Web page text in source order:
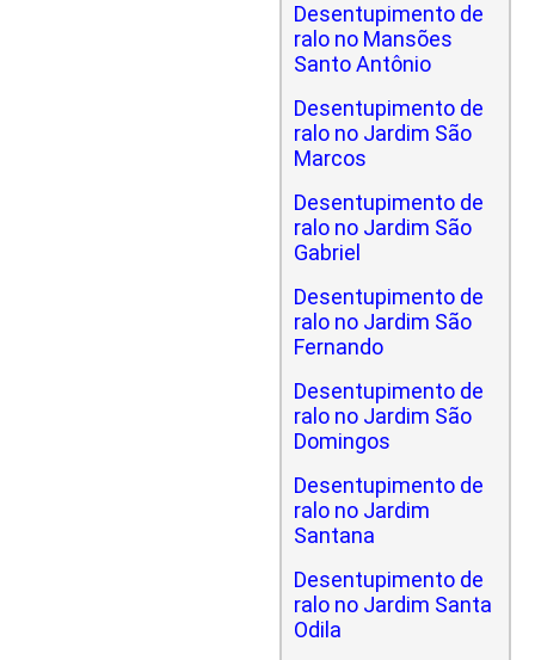
Desentupimento de
ralo no Mansões
Santo Antônio
Desentupimento de
ralo no Jardim São
Marcos
Desentupimento de
ralo no Jardim São
Gabriel
Desentupimento de
ralo no Jardim São
Fernando
Desentupimento de
ralo no Jardim São
Domingos
Desentupimento de
ralo no Jardim
Santana
Desentupimento de
ralo no Jardim Santa
Odila